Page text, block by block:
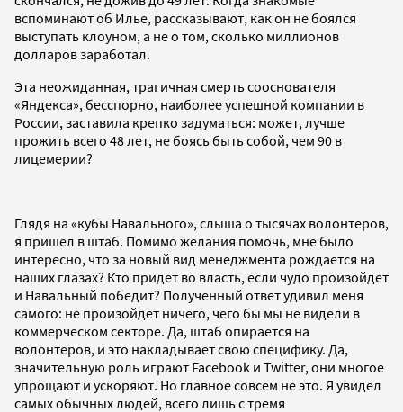
вспоминают об Илье, рассказывают, как он не боялся
выступать клоуном, а не о том, сколько миллионов
долларов заработал.
Эта неожиданная, трагичная смерть сооснователя
«Яндекса», бесспорно, наиболее успешной компании в
России, заставила крепко задуматься: может, лучше
прожить всего 48 лет, не боясь быть собой, чем 90 в
лицемерии?
Глядя на «кубы Навального», слыша о тысячах волонтеров,
я пришел в штаб. Помимо желания помочь, мне было
интересно, что за новый вид менеджмента рождается на
наших глазах? Кто придет во власть, если чудо произойдет
и Навальный победит? Полученный ответ удивил меня
самого: не произойдет ничего, чего бы мы не видели в
коммерческом секторе. Да, штаб опирается на
волонтеров, и это накладывает свою специфику. Да,
значительную роль играют Facebook и Twitter, они многое
упрощают и ускоряют. Но главное совсем не это. Я увидел
самых обычных людей, всего лишь с тремя